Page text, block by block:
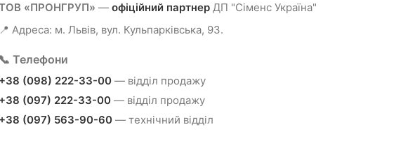
«ПРОНГРУП» — офіційний партнерДП "Сіменс Україна"
📍 Адреса: м. Львів, вул. Кульпарківська, 93.
📞 Телефони
+38 (098) 222-33-00— відділ продажу
+38 (097) 222-33-00— відділ продажу
+38 (097) 563-90-60— технічний відділ